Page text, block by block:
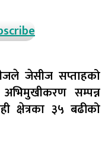
जेसीज सप्ताहको
अभिमुखीकरण सम्पन्न
क्षेत्रका ३५ बढीको